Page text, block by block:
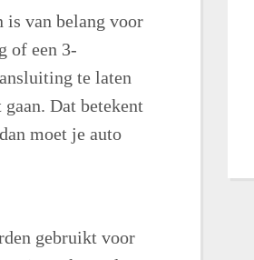
is van belang voor
of een 3-
te laten
Dat betekent
moet je auto
gebruikt voor